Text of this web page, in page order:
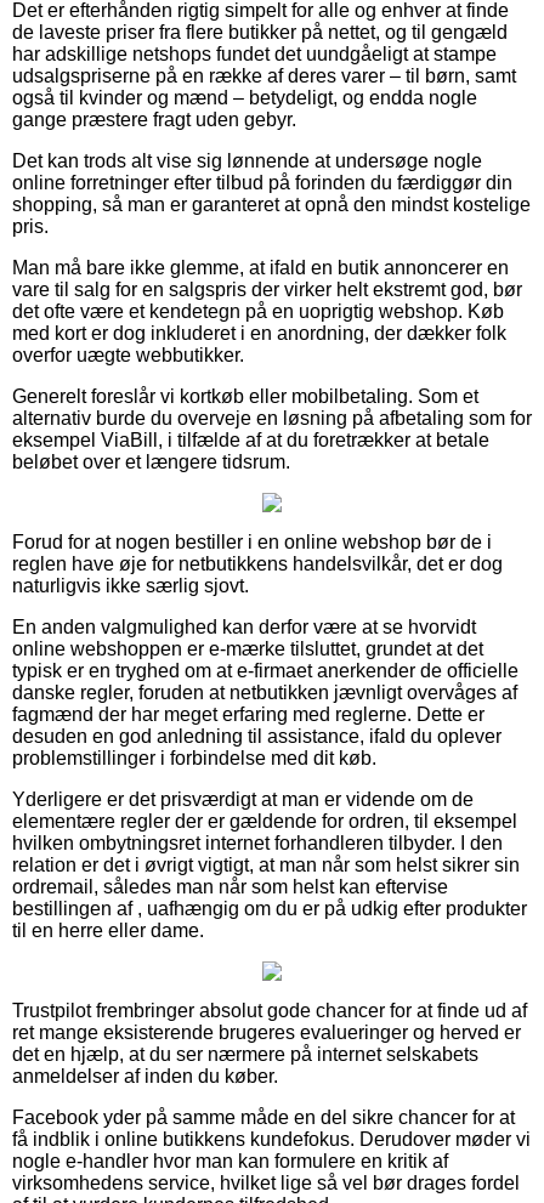
Det er efterhånden rigtig simpelt for alle og enhver at finde
de laveste priser fra flere butikker på nettet, og til gengæld
har adskillige netshops fundet det uundgåeligt at stampe
udsalgspriserne på en række af deres varer – til børn, samt
også til kvinder og mænd – betydeligt, og endda nogle
gange præstere fragt uden gebyr.
Det kan trods alt vise sig lønnende at undersøge nogle
online forretninger efter tilbud på forinden du færdiggør din
shopping, så man er garanteret at opnå den mindst kostelige
pris.
Man må bare ikke glemme, at ifald en butik annoncerer en
vare til salg for en salgspris der virker helt ekstremt god, bør
det ofte være et kendetegn på en uoprigtig webshop. Køb
med kort er dog inkluderet i en anordning, der dækker folk
overfor uægte webbutikker.
Generelt foreslår vi kortkøb eller mobilbetaling. Som et
alternativ burde du overveje en løsning på afbetaling som for
eksempel ViaBill, i tilfælde af at du foretrækker at betale
beløbet over et længere tidsrum.
Forud for at nogen bestiller i en online webshop bør de i
reglen have øje for netbutikkens handelsvilkår, det er dog
naturligvis ikke særlig sjovt.
En anden valgmulighed kan derfor være at se hvorvidt
online webshoppen er e-mærke tilsluttet, grundet at det
typisk er en tryghed om at e-firmaet anerkender de officielle
danske regler, foruden at netbutikken jævnligt overvåges af
fagmænd der har meget erfaring med reglerne. Dette er
desuden en god anledning til assistance, ifald du oplever
problemstillinger i forbindelse med dit køb.
Yderligere er det prisværdigt at man er vidende om de
elementære regler der er gældende for ordren, til eksempel
hvilken ombytningsret internet forhandleren tilbyder. I den
relation er det i øvrigt vigtigt, at man når som helst sikrer sin
ordremail, således man når som helst kan eftervise
bestillingen af , uafhængig om du er på udkig efter produkter
til en herre eller dame.
Trustpilot frembringer absolut gode chancer for at finde ud af
ret mange eksisterende brugeres evalueringer og herved er
det en hjælp, at du ser nærmere på internet selskabets
anmeldelser af inden du køber.
Facebook yder på samme måde en del sikre chancer for at
få indblik i online butikkens kundefokus. Derudover møder vi
nogle e-handler hvor man kan formulere en kritik af
virksomhedens service, hvilket lige så vel bør drages fordel